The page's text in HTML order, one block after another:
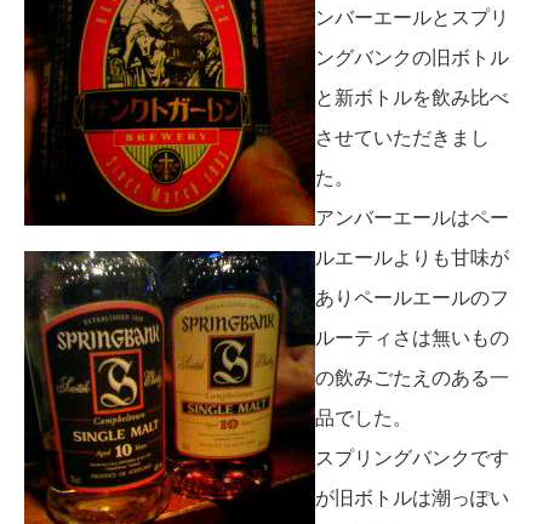
ンバーエールとスプリ
ングバンクの旧ボトル
と新ボトルを飲み比べ
させていただきまし
た。
アンバーエールはペー
ルエールよりも甘味が
ありペールエールのフ
ルーティさは無いもの
の飲みごたえのある一
品でした。
スプリングバンクです
が旧ボトルは潮っぽい